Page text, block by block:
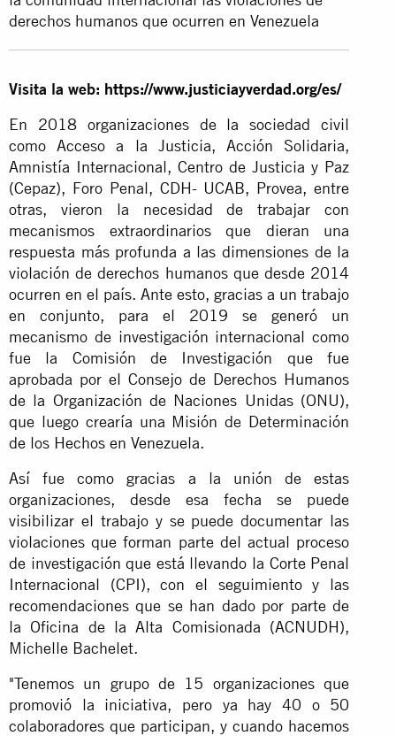
derechos humanos que ocurren en Venezuela
Visita la web: https://www.justiciayverdad.org/es/
En 2018 organizaciones de la sociedad civil
como Acceso a la Justicia, Acción Solidaria,
Amnistía Internacional, Centro de Justicia y Paz
(Cepaz), Foro Penal, CDH- UCAB, Provea, entre
otras, vieron la necesidad de trabajar con
mecanismos extraordinarios que dieran una
respuesta más profunda a las dimensiones de la
violación de derechos humanos que desde 2014
ocurren en el país. Ante esto, gracias a un trabajo
en conjunto, para el 2019 se generó un
mecanismo de investigación internacional como
fue la Comisión de Investigación que fue
aprobada por el Consejo de Derechos Humanos
de la Organización de Naciones Unidas (ONU),
que luego crearía una Misión de Determinación
de los Hechos en Venezuela.
Así fue como gracias a la unión de estas
organizaciones, desde esa fecha se puede
visibilizar el trabajo y se puede documentar las
violaciones que forman parte del actual proceso
de investigación que está llevando la Corte Penal
Internacional (CPI), con el seguimiento y las
recomendaciones que se han dado por parte de
la Oficina de la Alta Comisionada (ACNUDH),
Michelle Bachelet.
"Tenemos un grupo de 15 organizaciones que
promovió la iniciativa, pero ya hay 40 o 50
colaboradores que participan, y cuando hacemos